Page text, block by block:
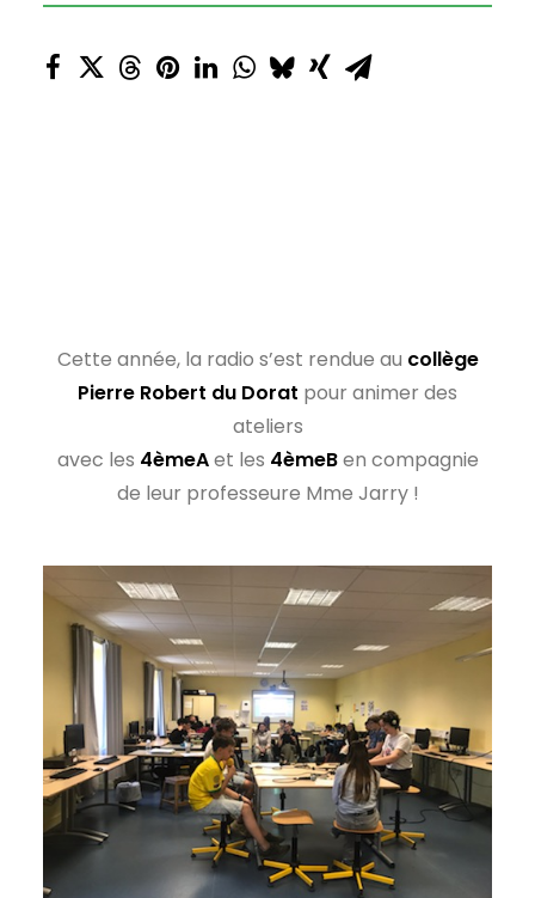
Cette année, la radio s’est rendue au collège
Pierre Robert du Dorat pour animer des
ateliers
avec les 4èmeAet les 4èmeBen compagnie
de leur professeure Mme Jarry !